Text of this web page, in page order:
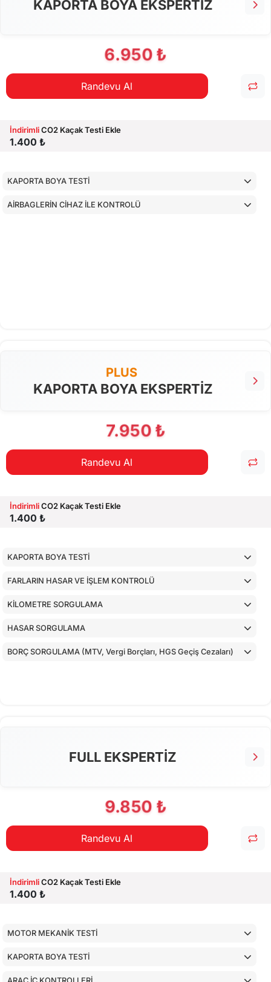
KAPORTA BOYA EKSPERTİZ
6.950 ₺
Randevu Al
İndirimliCO2 Kaçak Testi Ekle
1.400 ₺
KAPORTA BOYA TESTİ
AİRBAGLERİN CİHAZ İLE KONTROLÜ
PLUS
KAPORTA BOYA EKSPERTİZ
7.950 ₺
Randevu Al
İndirimliCO2 Kaçak Testi Ekle
1.400 ₺
KAPORTA BOYA TESTİ
FARLARIN HASAR VE İŞLEM KONTROLÜ
KİLOMETRE SORGULAMA
HASAR SORGULAMA
BORÇ SORGULAMA (MTV, Vergi Borçları, HGS Geçiş Cezaları)
FULL EKSPERTİZ
9.850 ₺
Randevu Al
İndirimliCO2 Kaçak Testi Ekle
1.400 ₺
MOTOR MEKANİK TESTİ
KAPORTA BOYA TESTİ